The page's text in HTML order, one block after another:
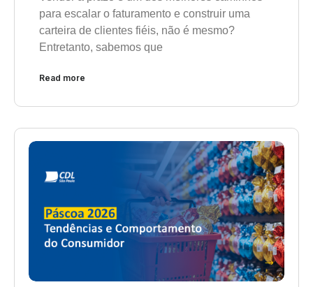
para escalar o faturamento e construir uma
carteira de clientes fiéis, não é mesmo?
Entretanto, sabemos que
Read more